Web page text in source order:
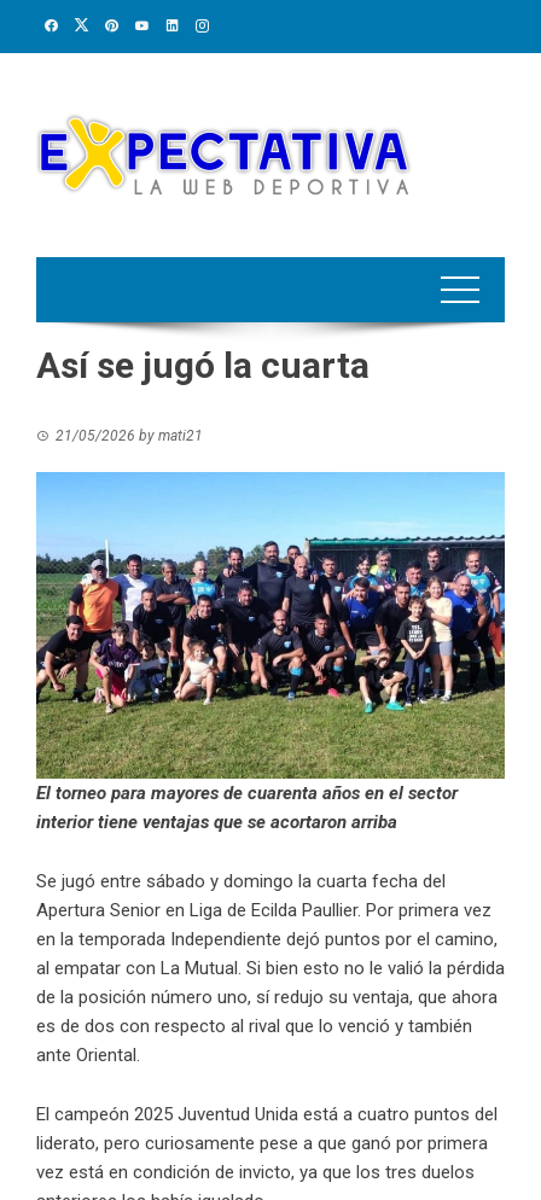
Así se jugó la cuarta
21/05/2026 by mati21
El torneo para mayores de cuarenta años en el sector
interior tiene ventajas que se acortaron arriba
Se jugó entre sábado y domingo la cuarta fecha del
Apertura Senior en Liga de Ecilda Paullier. Por primera vez
en la temporada Independiente dejó puntos por el camino,
al empatar con La Mutual. Si bien esto no le valió la pérdida
de la posición número uno, sí redujo su ventaja, que ahora
es de dos con respecto al rival que lo venció y también
ante Oriental.
El campeón 2025 Juventud Unida está a cuatro puntos del
liderato, pero curiosamente pese a que ganó por primera
vez está en condición de invicto, ya que los tres duelos